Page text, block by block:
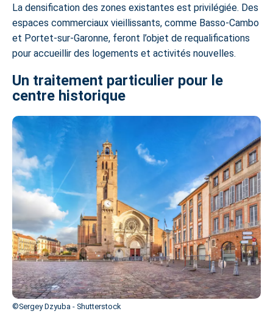
La densification des zones existantes est privilégiée. Des
espaces commerciaux vieillissants, comme Basso-Cambo
et Portet-sur-Garonne, feront l’objet de requalifications
pour accueillir des logements et activités nouvelles.
Un traitement particulier pour le
centre historique
©Sergey Dzyuba - Shutterstock